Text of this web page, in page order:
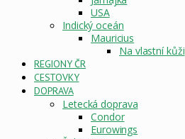
USA
Indický oceán
Mauricius
Na vlastní kůži
REGIONY ČR
CESTOVKY
DOPRAVA
Letecká doprava
Condor
Eurowings